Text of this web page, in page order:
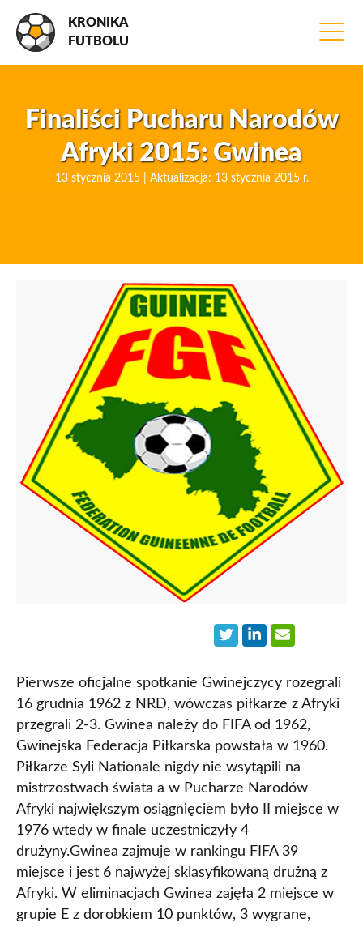
KRONIKA
FUTBOLU
Finaliści Pucharu Narodów
Afryki 2015: Gwinea
13 stycznia 2015 | Aktualizacja: 13 stycznia 2015 r.
Pierwsze oficjalne spotkanie Gwinejczycy rozegrali
16 grudnia 1962 z NRD, wówczas piłkarze z Afryki
przegrali 2-3. Gwinea należy do FIFA od 1962,
Gwinejska Federacja Piłkarska powstała w 1960.
Piłkarze Syli Nationale nigdy nie wsytąpili na
mistrzostwach świata a w Pucharze Narodów
Afryki największym osiągnięciem było II miejsce w
1976 wtedy w finale uczestniczyły 4
drużyny.Gwinea zajmuje w rankingu FIFA 39
miejsce i jest 6 najwyżej sklasyfikowaną drużną z
Afryki. W eliminacjach Gwinea zajęła 2 miejsce w
grupie E z dorobkiem 10 punktów, 3 wygrane,